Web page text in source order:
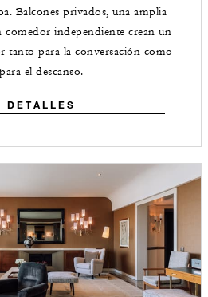
Balcones privados, una amplia
comedor independiente crean un
tanto para la conversación como
para el descanso.
DETALLES